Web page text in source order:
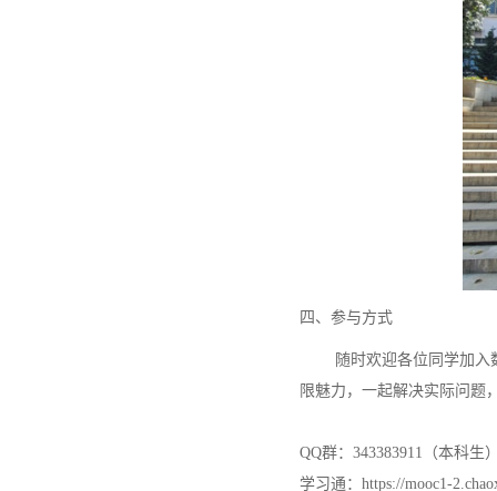
四、参与方式
随时欢迎各位同学加
限魅力，一起解决实际问题
QQ群：343383911（本科生
学习通：https://mooc1-